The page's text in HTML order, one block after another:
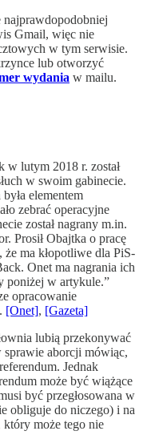
Gmail, więc nie
w tym serwisie.
lub otworzyć
wydania w mailu.
w lutym 2018 r. został
w swoim gabinecie.
elementem
zebrać operacyjne
został nagrany m.in.
Prosił Obajtka o pracę
ma kłopotliwe dla PiS-
Onet ma nagrania ich
poniżej w artykule.”
opracowanie
[Onet], [Gazeta]
lubią przekonywać
sprawie aborcji mówiąc,
Jednak
może być wiążące
być przegłosowana w
obliguje do niczego) i na
który może tego nie